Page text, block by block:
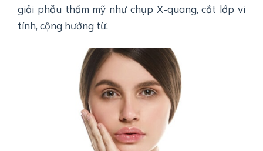
giải phẫu thẩm mỹ như chụp X-quang, cắt lớp vi
tính, cộng hưởng từ.